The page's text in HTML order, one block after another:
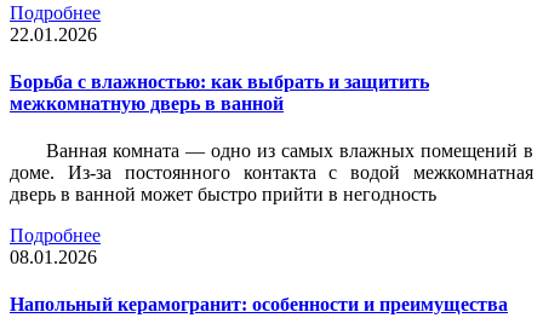
Подробнее
22.01.2026
Борьба с влажностью: как выбрать и защитить
межкомнатную дверь в ванной
Ванная комната — одно из самых влажных помещений в
доме. Из-за постоянного контакта с водой межкомнатная
дверь в ванной может быстро прийти в негодность
Подробнее
08.01.2026
Напольный керамогранит: особенности и преимущества